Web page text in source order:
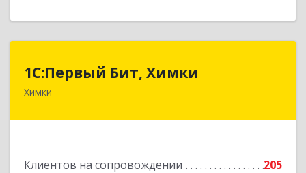
1С:Первый Бит, Химки
Химки
Клиентов на сопровождении
205
141402, Московская обл, г.о. Химки, Химки г,